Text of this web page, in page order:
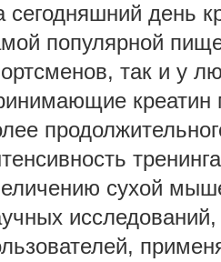
сегодняшний день
популярной
так и у
креатин
сухой